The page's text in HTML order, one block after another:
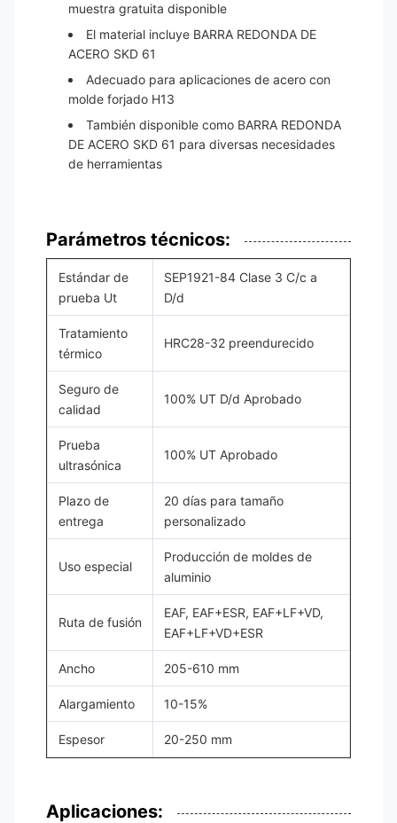
muestra gratuita disponible
El material incluye BARRA REDONDA DE
ACERO SKD 61
Adecuado para aplicaciones de acero con
molde forjado H13
También disponible como BARRA REDONDA
DE ACERO SKD 61 para diversas necesidades
de herramientas
Parámetros técnicos:
Estándar de
prueba Ut
SEP1921-84 Clase 3 C/c a
D/d
Tratamiento
térmico
HRC28-32 preendurecido
Seguro de
calidad
100% UT D/d Aprobado
Prueba
ultrasónica
100% UT Aprobado
Plazo de
entrega
20 días para tamaño
personalizado
Uso especial
Producción de moldes de
aluminio
Ruta de fusión
EAF, EAF+ESR, EAF+LF+VD,
EAF+LF+VD+ESR
Ancho 205-610 mm
Alargamiento 10-15%
Espesor 20-250 mm
Aplicaciones: